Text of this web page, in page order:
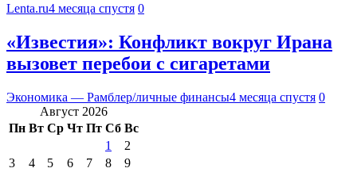
Lenta.ru4 месяца спустя 0
«Известия»: Конфликт вокруг Ирана
вызовет перебои с сигаретами
Экономика — Рамблер/личные финансы4 месяца спустя 0
Август 2026
Пн Вт Ср Чт Пт Сб Вс
1
2
3
4 5 6 7 8
9